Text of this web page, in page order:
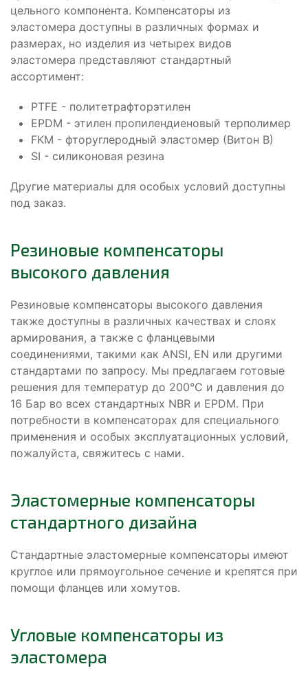
цельного компонента. Компенсаторы из
эластомера доступны в различных формах и
размерах, но изделия из четырех видов
эластомера представляют стандартный
ассортимент:
PTFE - политетрафторэтилен
EPDM - этилен пропилендиеновый терполимер
FKM - фторуглеродный эластомер (Витон В)
SI - силиконовая резина
Другие материалы для особых условий доступны
под заказ.
Резиновые компенсаторы
высокого давления
Резиновые компенсаторы высокого давления
также доступны в различных качествах и слоях
армирования, а также с фланцевыми
соединениями, такими как ANSI, EN или другими
стандартами по запросу. Мы предлагаем готовые
решения для температур до 200°C и давления до
16 Бар во всех стандартных NBR и EPDM. При
потребности в компенсаторах для специального
применения и особых эксплуатационных условий,
пожалуйста, свяжитесь с нами.
Эластомерные компенсаторы
стандартного дизайна
Стандартные эластомерные компенсаторы имеют
круглое или прямоугольное сечение и крепятся при
помощи фланцев или хомутов.
Угловые компенсаторы из
эластомера